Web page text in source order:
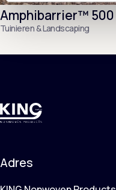
Amphibarrier™ 500
Tuinieren & Landscaping
Adres